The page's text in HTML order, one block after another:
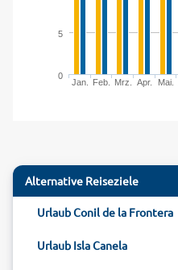
Jan. Feb. Mrz. Apr. Mai.
0
5
Alternative Reiseziele
Urlaub Conil de la Frontera
Urlaub Isla Canela